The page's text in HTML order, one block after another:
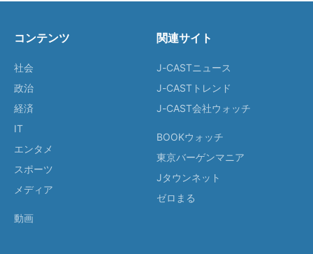
コンテンツ
社会
政治
経済
IT
エンタメ
スポーツ
メディア
動画
関連サイト
J-CASTニュース
J-CASTトレンド
J-CAST会社ウォッチ
BOOKウォッチ
東京バーゲンマニア
Jタウンネット
ゼロまる